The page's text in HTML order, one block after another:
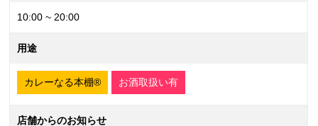
10:00 ~ 20:00
用途
カレーなる本棚® お酒取扱い有
店舗からのお知らせ